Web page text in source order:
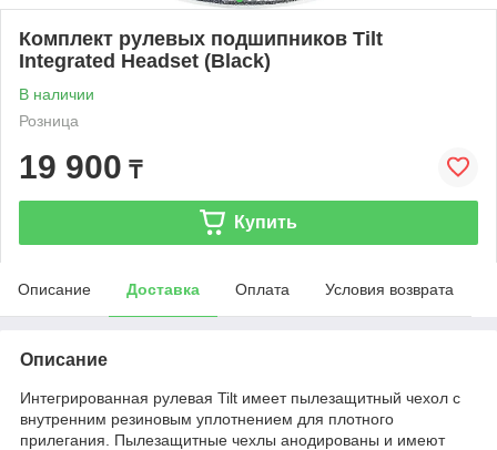
Комплект рулевых подшипников Tilt
Integrated Headset (Black)
В наличии
Розница
19 900 ₸
Купить
Описание Доставка Оплата Условия возврата
Описание
Интегрированная рулевая Tilt имеет пылезащитный чехол с
внутренним резиновым уплотнением для плотного
прилегания.
Пылезащитные чехлы анодированы и имеют